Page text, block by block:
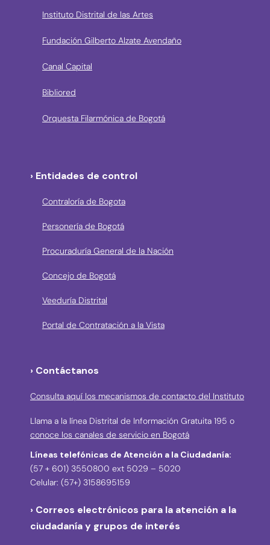
Instituto Distrital de las Artes
Fundación Gilberto Alzate Avendaño
Canal Capital
Bibliored
Orquesta Filarmónica de Bogotá
› Entidades de control
Contraloría de Bogota
Personería de Bogotá
Procuraduría General de la Nación
Concejo de Bogotá
Veeduría Distrital
Portal de Contratación a la Vista
› Contáctanos
Consulta aquí los mecanismos de contacto del Instituto
Llama a la línea Distrital de Información Gratuita 195 o
conoce los canales de servicio en Bogotá
Líneas telefónicas de Atención a la Ciudadanía:
(57 + 601) 3550800 ext 5029 – 5020
Celular: (57+) 3158695159
› Correos electrónicos para la atención a la
ciudadanía y grupos de interés